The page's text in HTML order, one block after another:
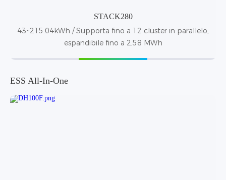
STACK280
43~215.04kWh / Supporta fino a 12 cluster in parallelo,
espandibile fino a 2,58 MWh
ESS All-In-One